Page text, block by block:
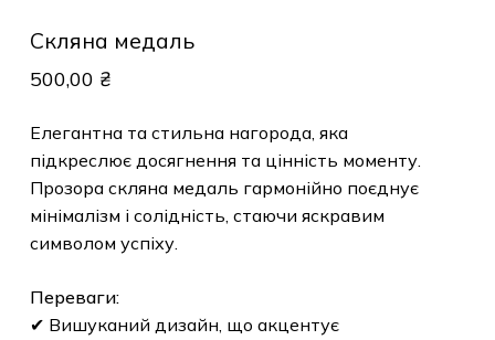
Скляна медаль
500,00 ₴
Елегантна та стильна нагорода, яка
підкреслює досягнення та цінність моменту.
Прозора скляна медаль гармонійно поєднує
мінімалізм і солідність, стаючи яскравим
символом успіху.
Переваги:
✔ Вишуканий дизайн, що акцентує